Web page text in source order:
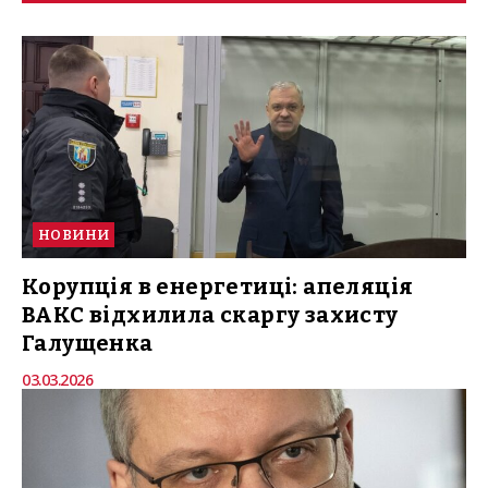
НОВИНИ
Корупція в енергетиці: апеляція
ВАКС відхилила скаргу захисту
Галущенка
03.03.2026